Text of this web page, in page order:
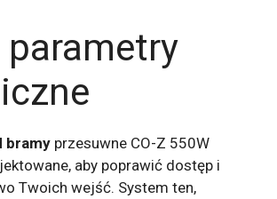
parametry
bramy przesuwne CO-Z 550W
aby poprawić dostęp i
Twoich wejść. System ten,